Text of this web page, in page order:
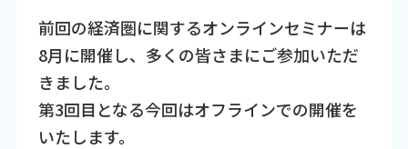
前回の経済圏に関するオンラインセミナーは
8月に開催し、多くの皆さまにご参加いただ
きました。
第3回目となる今回はオフラインでの開催を
いたします。